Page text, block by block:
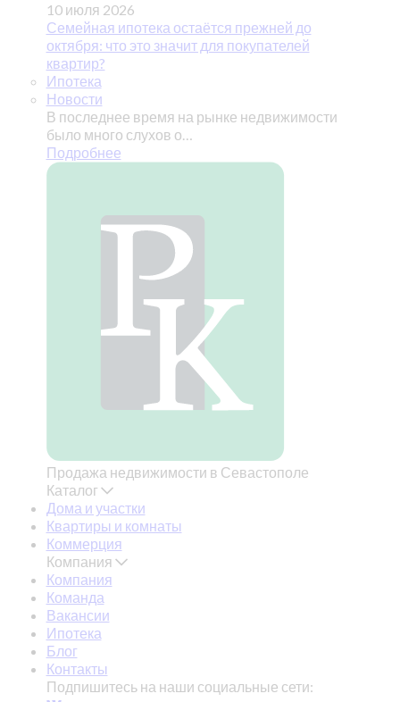
10 июля 2026
Семейная ипотека остаётся прежней до
октября: что это значит для покупателей
квартир?
Ипотека
Новости
В последнее время на рынке недвижимости
было много слухов о…
Подробнее
Продажа недвижимости в Севастополе
Каталог
Дома и участки
Квартиры и комнаты
Коммерция
Компания
Компания
Команда
Вакансии
Ипотека
Блог
Контакты
Подпишитесь на наши социальные сети: